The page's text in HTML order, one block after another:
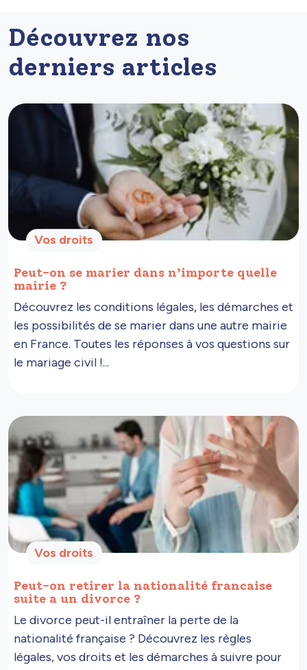
Découvrez nos
derniers articles
Vos droits
Peut-on se marier dans n’importe quelle
mairie ?
Découvrez les conditions légales, les démarches et
les possibilités de se marier dans une autre mairie
en France. Toutes les réponses à vos questions sur
le mariage civil !...
Vos droits
Peut-on retirer la nationalité francaise
suite a un divorce ?
Le divorce peut-il entraîner la perte de la
nationalité française ? Découvrez les règles
légales, vos droits et les démarches à suivre pour